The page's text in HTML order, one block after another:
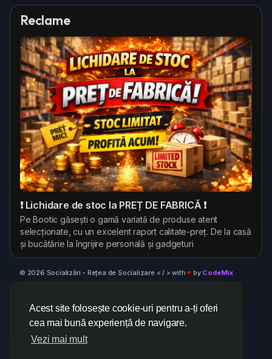
Acest site folosește cookie-uri pentru a-ți oferi
cea mai bună experiență de navigare.
Vezi mai mult
Reclame
❗ Lichidare de stoc la PREȚ DE FABRICĂ ❗
Pe Bootic găsești o gamă variată de produse atent
selecționate, cu un excelent raport calitate-preț. De la casă
și bucătărie la îngrijire personală și gadgeturi
© 2026 Socializări - Rețea de Socializare < / > with♥ by CodeMix